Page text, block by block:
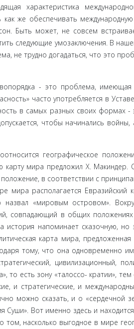
характеристика
же обеспечивать
Быть может, не совсем
следующие умозаключения. В
не трудно догадаться, что это
- это проблема,
часто употребляется в
в самых разных своих формах -
чтобы начинались
географическое
карту мира предложил Х. Макиндер.
в соответствии с
мира располагается Евразийский
назвал «мировым островом».
совпадаю­щий в общих
история на­поминает сказочную,
кар­та мира,
тому, что она одновременно
цивили­зационный,
то есть зону «талоссо- кратии»,
и стратегические, и
можно сказать, и о «сердечной
Суши». Вот именно здесь и
насколько выгодное в мире